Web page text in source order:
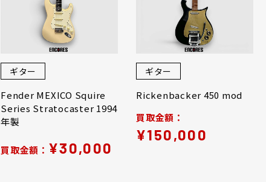
ギター
Fender MEXICO Squire
Series Stratocaster 1994
年製
買取金額： ¥30,000
ギター
Rickenbacker 450 mod
買取金額：
¥150,000